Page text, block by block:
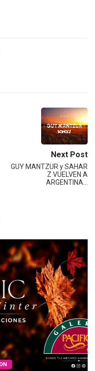
Next Post
GUY MANTZUR y SAHAR
Z VUELVEN A
ARGENTINA…